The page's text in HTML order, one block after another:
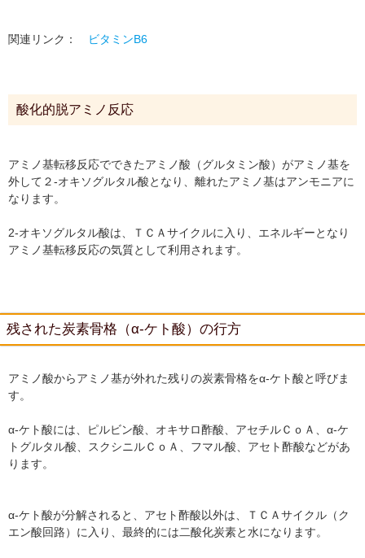
関連リンク： ビタミンB6
酸化的脱アミノ反応
アミノ基転移反応でできたアミノ酸（グルタミン酸）がアミノ基を
外して２-オキソグルタル酸となり、離れたアミノ基はアンモニアに
なります。
2-オキソグルタル酸は、ＴＣＡサイクルに入り、エネルギーとなり
アミノ基転移反応の気質として利用されます。
残された炭素骨格（α‐ケト酸）の行方
アミノ酸からアミノ基が外れた残りの炭素骨格をα‐ケト酸と呼びま
す。
α‐ケト酸には、ピルビン酸、オキサロ酢酸、アセチルＣｏＡ、α‐ケ
トグルタル酸、スクシニルＣｏＡ、フマル酸、アセト酢酸などがあ
ります。
α‐ケト酸が分解されると、アセト酢酸以外は、ＴＣＡサイクル（ク
エン酸回路）に入り、最終的には二酸化炭素と水になります。